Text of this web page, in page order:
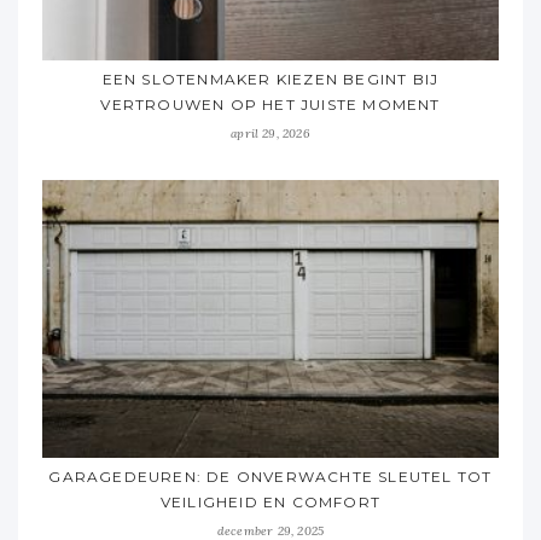
EEN SLOTENMAKER KIEZEN BEGINT BIJ
VERTROUWEN OP HET JUISTE MOMENT
april 29, 2026
GARAGEDEUREN: DE ONVERWACHTE SLEUTEL TOT
VEILIGHEID EN COMFORT
december 29, 2025